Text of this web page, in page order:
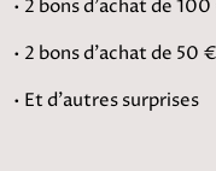
• 2 bons d’achat de
• 2 bons d’achat de 50 €
• Et d’autres surprises